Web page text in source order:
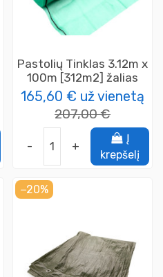
Pastolių Tinklas 3.12m x
100m [312m2] žalias
165,60 € už vienetą
207,00 €
- +
Į
krepšelį
−20%